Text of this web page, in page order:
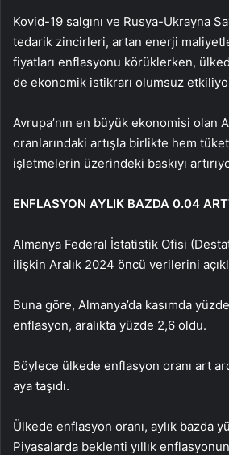
Kovid-19 salgını ve Rusya-Ukrayna
tedarik zincirleri, artan enerji
fiyatları enflasyonu körüklerken,
de ekonomik istikrarı olumsuz
Avrupa’nın en büyük ekonomisi olan
oranlarındaki artışla birlikte hem
işletmelerin üzerindeki baskıyı
ENFLASYON AYLIK BAZDA 0.04
Almanya Federal İstatistik Ofisi
ilişkin Aralık 2024 öncü verilerini
Buna göre, Almanya’da kasımda
enflasyon, aralıkta yüzde 2,6 oldu.
Böylece ülkede enflasyon oranı art
aya taşıdı.
Ülkede enflasyon oranı, aylık bazda
Piyasalarda beklenti yıllık